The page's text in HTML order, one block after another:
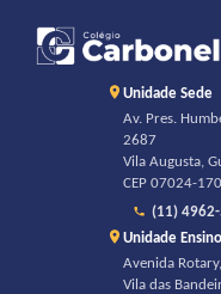
Unidade Sede
Av. Pres.
2687
Vila Augusta,
CEP 07024-170
(11)
Unidade
Avenida
Vila das